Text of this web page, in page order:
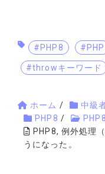
#PHP8 #PHP
#throwキーワード
ホーム / 中級
PHP8 /
PHP8, 例外処理
うになった。